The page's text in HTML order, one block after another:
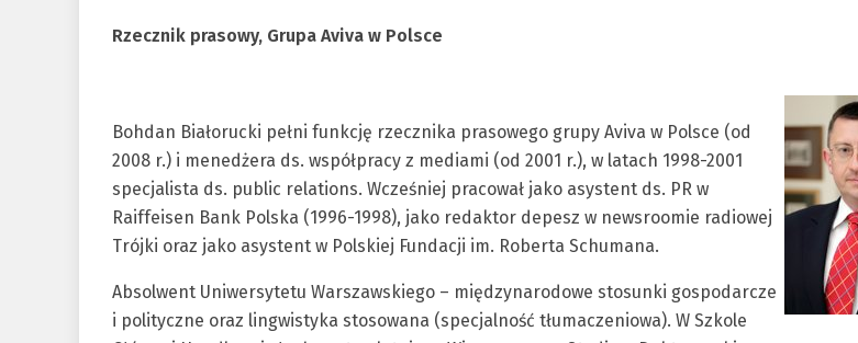
Rzecznik prasowy, Grupa Aviva w Polsce
Bohdan Białorucki pełni funkcję rzecznika prasowego grupy Aviva w Polsce (od
2008 r.) i menedżera ds. współpracy z mediami (od 2001 r.), w latach 1998-2001
specjalista ds. public relations. Wcześniej pracował jako asystent ds. PR w
Raiffeisen Bank Polska (1996-1998), jako redaktor depesz w newsroomie radiowej
Trójki oraz jako asystent w Polskiej Fundacji im. Roberta Schumana.
Absolwent Uniwersytetu Warszawskiego – międzynarodowe stosunki gospodarcze
i polityczne oraz lingwistyka stosowana (specjalność tłumaczeniowa). W Szkole